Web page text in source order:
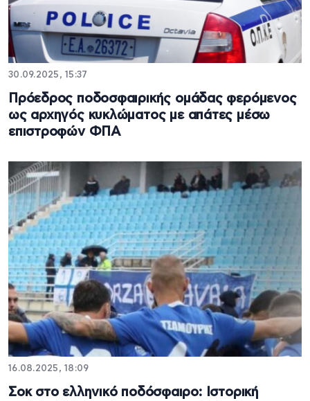
30.09.2025, 15:37
Πρόεδρος ποδοσφαιρικής ομάδας φερόμενος
ως αρχηγός κυκλώματος με απάτες μέσω
επιστροφών ΦΠΑ
16.08.2025, 18:09
Σοκ στο ελληνικό ποδόσφαιρο: Ιστορική